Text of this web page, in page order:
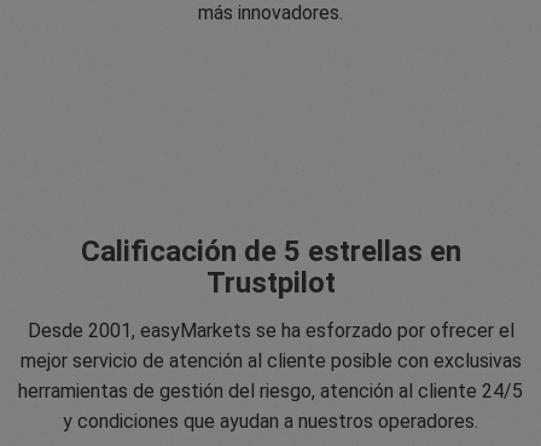
más innovadores.
Calificación de 5 estrellas en
Trustpilot
Desde 2001, easyMarkets se ha esforzado por ofrecer el
mejor servicio de atención al cliente posible con exclusivas
herramientas de gestión del riesgo, atención al cliente 24/5
y condiciones que ayudan a nuestros operadores.